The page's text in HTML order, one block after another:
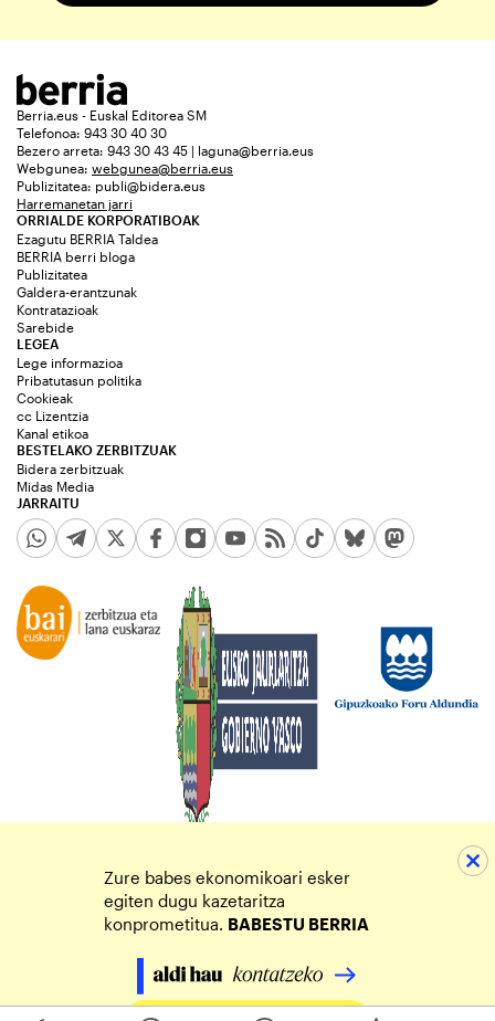
Berria.eus - Euskal Editorea SM
Telefonoa: 943 30 40 30
Bezero arreta: 943 30 43 45 | laguna@berria.eus
Webgunea: webgunea@berria.eus
Publizitatea: publi@bidera.eus
Harremanetan jarri
ORRIALDE KORPORATIBOAK
Ezagutu BERRIA Taldea
BERRIA berri bloga
Publizitatea
Galdera-erantzunak
Kontratazioak
Sarebide
JARRAITU
LEGEA
Lege informazioa
Pribatutasun politika
Cookieak
cc Lizentzia
Kanal etikoa
BESTELAKO ZERBITZUAK
Bidera zerbitzuak
Midas Media
Zure babes ekonomikoari esker
egiten dugu kazetaritza
konprometitua. BABESTU BERRIA